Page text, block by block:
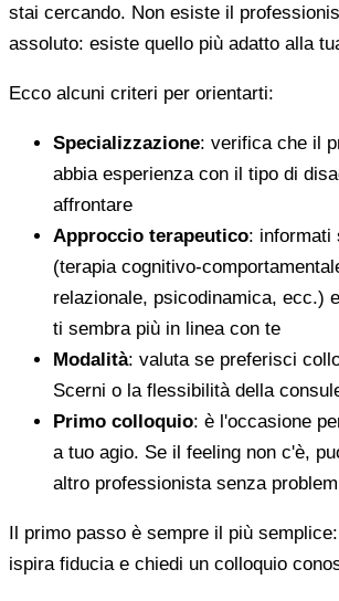
stai cercando. Non esiste il
assoluto: esiste quello più adatto alla
Ecco alcuni criteri per orientarti:
Specializzazione: verifica che il
abbia esperienza con il tipo di
affrontare
Approccio terapeutico: informati
(terapia cognitivo-
relazionale, psicodinamica, ecc.)
ti sembra più in linea con te
Modalità: valuta se preferisci
Scerni o la flessibilità della
Primo colloquio: è l'occasione
a tuo agio. Se il feeling non c'è,
altro professionista senza
Il primo passo è sempre il più
ispira fiducia e chiedi un colloquio